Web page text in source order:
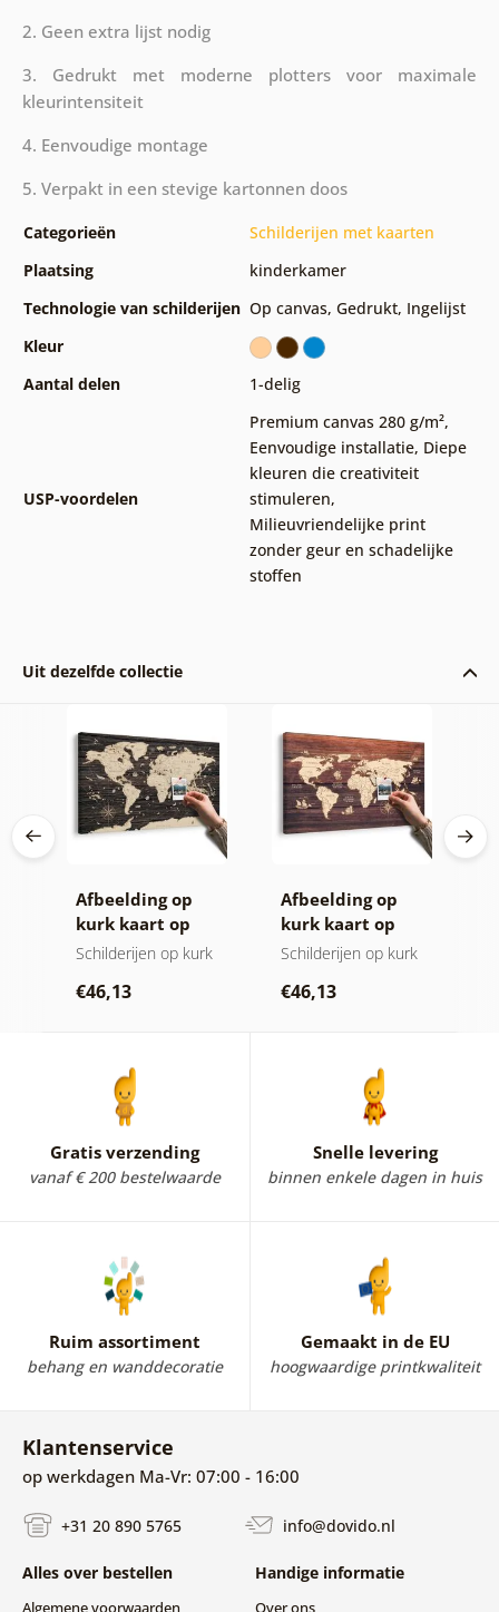
2. Geen extra lijst nodig
3. Gedrukt met moderne plotters voor maximale
kleurintensiteit
4. Eenvoudige montage
5. Verpakt in een stevige kartonnen doos
Categorieën
Schilderijen met kaarten
Plaatsing
kinderkamer
Technologie van schilderijen Op canvas, Gedrukt, Ingelijst
Kleur
Aantal delen
1-delig
USP-voordelen
Premium canvas 280 g/m²,
Eenvoudige installatie, Diepe
kleuren die creativiteit
stimuleren,
Milieuvriendelijke print
zonder geur en schadelijke
stoffen
Uit dezelfde collectie
Afbeelding op
kurk kaart op
houten
Schilderijen op kurk
€46,13
Afbeelding op
kurk kaart op
hout
Schilderijen op kurk
€46,13
Gratis verzending
vanaf € 200 bestelwaarde
Snelle levering
binnen enkele dagen in huis
Ruim assortiment
behang en wanddecoratie
Gemaakt in de EU
hoogwaardige printkwaliteit
Klantenservice
op werkdagen Ma-Vr: 07:00 - 16:00
+31 20 890 5765 info@dovido.nl
Alles over bestellen Handige informatie